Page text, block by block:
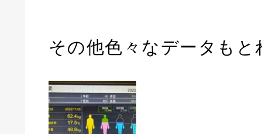
その他色々なデータもと